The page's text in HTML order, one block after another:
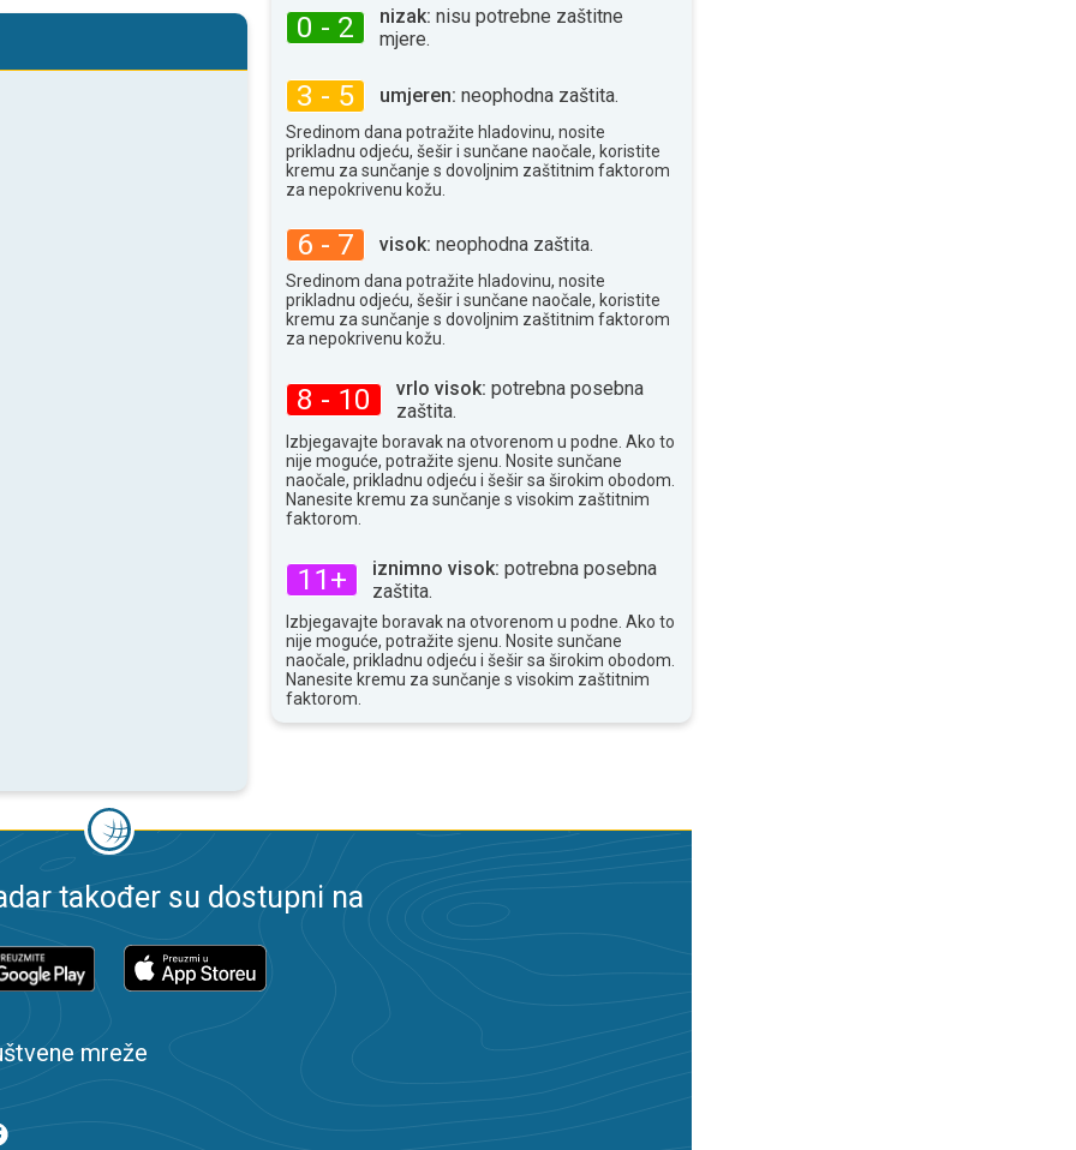
4
0 - 2 nizak: nisu potrebne zaštitne
mjere.
3 - 5 umjeren: neophodna zaštita.
Sredinom dana potražite hladovinu, nosite
prikladnu odjeću, šešir i sunčane naočale, koristite
kremu za sunčanje s dovoljnim zaštitnim faktorom
za nepokrivenu kožu.
6 - 7 visok: neophodna zaštita.
Sredinom dana potražite hladovinu, nosite
prikladnu odjeću, šešir i sunčane naočale, koristite
kremu za sunčanje s dovoljnim zaštitnim faktorom
za nepokrivenu kožu.
8 - 10 vrlo visok: potrebna posebna
zaštita.
Izbjegavajte boravak na otvorenom u podne. Ako to
nije moguće, potražite sjenu. Nosite sunčane
naočale, prikladnu odjeću i šešir sa širokim obodom.
Nanesite kremu za sunčanje s visokim zaštitnim
faktorom.
11+ iznimno visok: potrebna posebna
zaštita.
Izbjegavajte boravak na otvorenom u podne. Ako to
nije moguće, potražite sjenu. Nosite sunčane
naočale, prikladnu odjeću i šešir sa širokim obodom.
Nanesite kremu za sunčanje s visokim zaštitnim
faktorom.
također su dostupni na
mreže